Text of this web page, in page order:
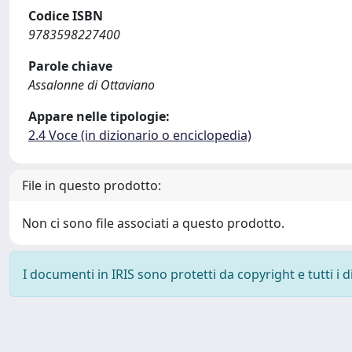
Codice ISBN
9783598227400
Parole chiave
Assalonne di Ottaviano
Appare nelle tipologie:
2.4 Voce (in dizionario o enciclopedia)
File in questo prodotto:
Non ci sono file associati a questo prodotto.
I documenti in IRIS sono protetti da copyright e tutti i